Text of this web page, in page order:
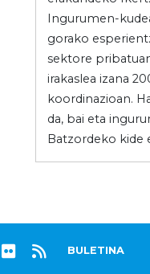
Ingurumen-
gorako
sektore
irakaslea izana
koordinazioan.
da, bai eta
Batzordeko kide
BULETINA